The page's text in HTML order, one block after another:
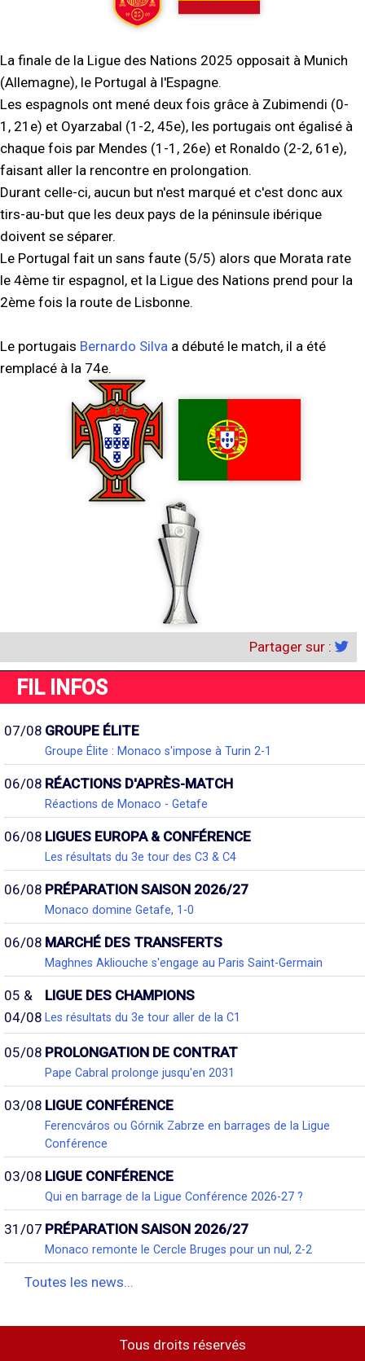
La finale de la Ligue des Nations 2025 opposait à Munich
(Allemagne), le Portugal à l'Espagne.
Les espagnols ont mené deux fois grâce à Zubimendi (0-
1, 21e) et Oyarzabal (1-2, 45e), les portugais ont égalisé à
chaque fois par Mendes (1-1, 26e) et Ronaldo (2-2, 61e),
faisant aller la rencontre en prolongation.
Durant celle-ci, aucun but n'est marqué et c'est donc aux
tirs-au-but que les deux pays de la péninsule ibérique
doivent se séparer.
Le Portugal fait un sans faute (5/5) alors que Morata rate
le 4ème tir espagnol, et la Ligue des Nations prend pour la
2ème fois la route de Lisbonne.
Le portugais Bernardo Silva a débuté le match, il a été
remplacé à la 74e.
Partager sur :
FIL INFOS
07/08 GROUPE ÉLITE
Groupe Élite : Monaco s'impose à Turin 2-1
06/08 RÉACTIONS D'APRÈS-MATCH
Réactions de Monaco - Getafe
06/08 LIGUES EUROPA & CONFÉRENCE
Les résultats du 3e tour des C3 & C4
06/08 PRÉPARATION SAISON 2026/27
Monaco domine Getafe, 1-0
06/08 MARCHÉ DES TRANSFERTS
Maghnes Akliouche s'engage au Paris Saint-Germain
05 &
04/08
LIGUE DES CHAMPIONS
Les résultats du 3e tour aller de la C1
05/08 PROLONGATION DE CONTRAT
Pape Cabral prolonge jusqu'en 2031
03/08 LIGUE CONFÉRENCE
Ferencváros ou Górnik Zabrze en barrages de la Ligue
Conférence
03/08 LIGUE CONFÉRENCE
Qui en barrage de la Ligue Conférence 2026-27 ?
31/07 PRÉPARATION SAISON 2026/27
Monaco remonte le Cercle Bruges pour un nul, 2-2
Toutes les news...
Tous droits réservés